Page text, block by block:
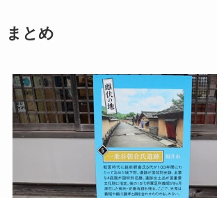
まとめ